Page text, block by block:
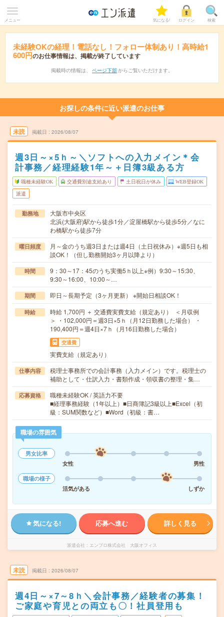
メニュー 気になる! ログイン 検索
未経験OKの経理！電話なし！フォロー体制あり！高時給1
600円のお仕事情報は、掲載が終了しています
掲載時の情報は、 ページ下部 からご覧いただけます。
お探しの条件に近い派遣のお仕事
未読 掲載日 2026/08/07
週3日～×5ｈ～＼ソフトへの入力メイン＊会
計事務／経理経験1年～＋日簿3級ある方
職種未経験OK 交通費別途支給あり 土日祝日が休み WEB登録OK
派遣
勤務地
大阪市中央区
北浜(大阪府)駅から徒歩1分／淀屋橋駅から徒歩5分／なに
わ橋駅から徒歩7分
曜日頻度
月～金のうち週3日または週4日（土日祝休み）※週5日も相
談OK！（但し勤務開始3ヶ月以降より）
時間
9：30～17：45のうち実働5ｈ以上※例）9:30～15:30、
9:30～16:00、10:00～…
期間 即日～長期予定（3ヶ月更新） ※開始日相談OK！
時給
時給 1,700円 ＋ 交通費実費支給（規定あり） ＜月収例
＞ ・102,000円＝週3日×5ｈ（月12日勤務した場合） ・
190,400円＝週4日×7ｈ（月16日勤務した場合）
交通費
実費支給（規定あり）
仕事内容
税理士事務所での会計事務（入力メイン）です。税理士の
補助として・仕訳入力・書類作成・領収書の整理・集…
応募資格
職種未経験OK / 英語力不要
■経理事務経験（1年以上）■日商簿記3級以上■Excel（初
級：SUM関数など）■Word（初級：書…
職場の雰囲気
男女比率
女性
男性
職場の様子
活気がある
しずか
気になる! 応募へ進む 詳しく見る
派遣会社 エンプロ株式会社 大阪オフィス
未読 掲載日 2026/08/07
週4日～×7～8ｈ＼会計事務／経験者の募集！
ご家庭や育児との両立も〇！社員登用も